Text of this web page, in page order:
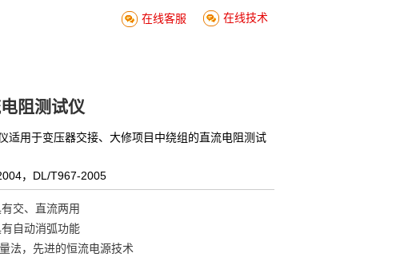
在线客服 在线技术
阻测试仪
适用于变压器交接、大修项目中绕组的直流电阻测试
，DL/T967-2005
交、直流两用
自动消弧功能
法，先进的恒流电源技术